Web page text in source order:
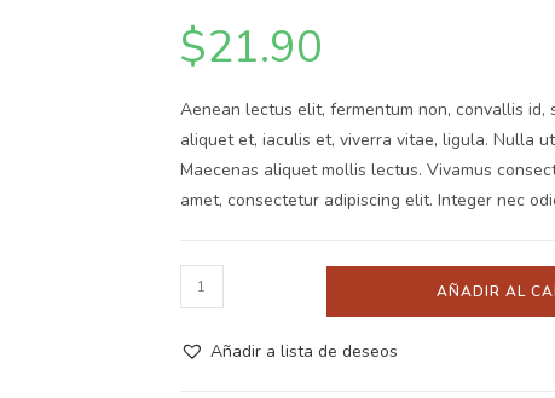
$21.90
Aenean lectus elit, fermentum non, convallis id,
aliquet et, iaculis et, viverra vitae, ligula. Nulla
Maecenas aliquet mollis lectus. Vivamus
amet, consectetur adipiscing elit. Integer nec
AÑADIR AL
Añadir a lista de deseos